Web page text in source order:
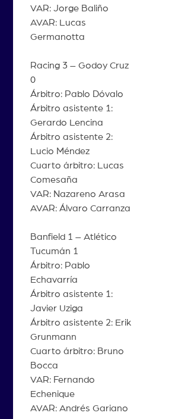
VAR: Jorge Baliño
AVAR: Lucas
Germanotta
Racing 3 – Godoy Cruz
0
Árbitro: Pablo Dóvalo
Árbitro asistente 1:
Gerardo Lencina
Árbitro asistente 2:
Lucio Méndez
Cuarto árbitro: Lucas
Comesaña
VAR: Nazareno Arasa
AVAR: Álvaro Carranza
Banfield 1 – Atlético
Tucumán 1
Árbitro: Pablo
Echavarría
Árbitro asistente 1:
Javier Uziga
Árbitro asistente 2: Erik
Grunmann
Cuarto árbitro: Bruno
Bocca
VAR: Fernando
Echenique
AVAR: Andrés Gariano